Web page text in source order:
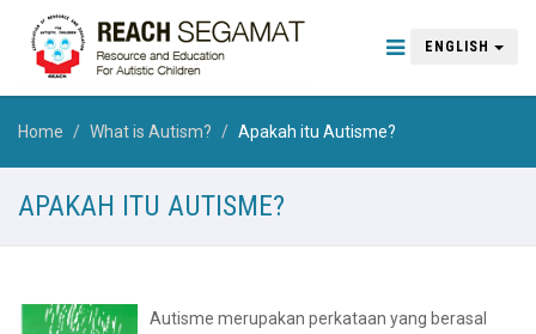
ENGLISH
Home What is Autism? Apakah itu Autisme?
APAKAH ITU AUTISME?
Autisme merupakan perkataan yang berasal